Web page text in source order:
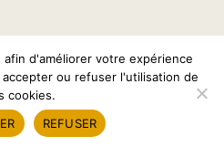
d'améliorer votre expérience
ou refuser l'utilisation de
cookies.
REFUSER